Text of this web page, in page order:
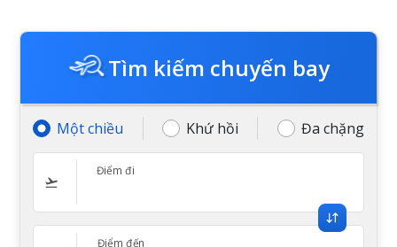
Tìm kiếm chuyến bay
Một chiều Khứ hồi Đa chặng
Điểm đi
Điểm đến